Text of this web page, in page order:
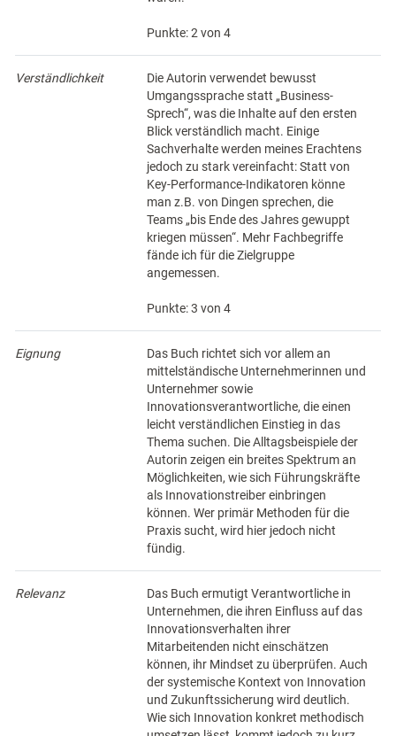
Punkte: 2 von 4
Verständlichkeit
Die Autorin verwendet bewusst
Umgangssprache statt „Business-
Sprech“, was die Inhalte auf den ersten
Blick verständlich macht. Einige
Sachverhalte werden meines Erachtens
jedoch zu stark vereinfacht: Statt von
Key-Performance-Indikatoren könne
man z.B. von Dingen sprechen, die
Teams „bis Ende des Jahres gewuppt
kriegen müssen“. Mehr Fachbegriffe
fände ich für die Zielgruppe
angemessen.
Punkte: 3 von 4
Eignung
Das Buch richtet sich vor allem an
mittelständische Unternehmerinnen und
Unternehmer sowie
Innovationsverantwortliche, die einen
leicht verständlichen Einstieg in das
Thema suchen. Die Alltagsbeispiele der
Autorin zeigen ein breites Spektrum an
Möglichkeiten, wie sich Führungskräfte
als Innovationstreiber einbringen
können. Wer primär Methoden für die
Praxis sucht, wird hier jedoch nicht
fündig.
Relevanz
Das Buch ermutigt Verantwortliche in
Unternehmen, die ihren Einfluss auf das
Innovationsverhalten ihrer
Mitarbeitenden nicht einschätzen
können, ihr Mindset zu überprüfen. Auch
der systemische Kontext von Innovation
und Zukunftssicherung wird deutlich.
Wie sich Innovation konkret methodisch